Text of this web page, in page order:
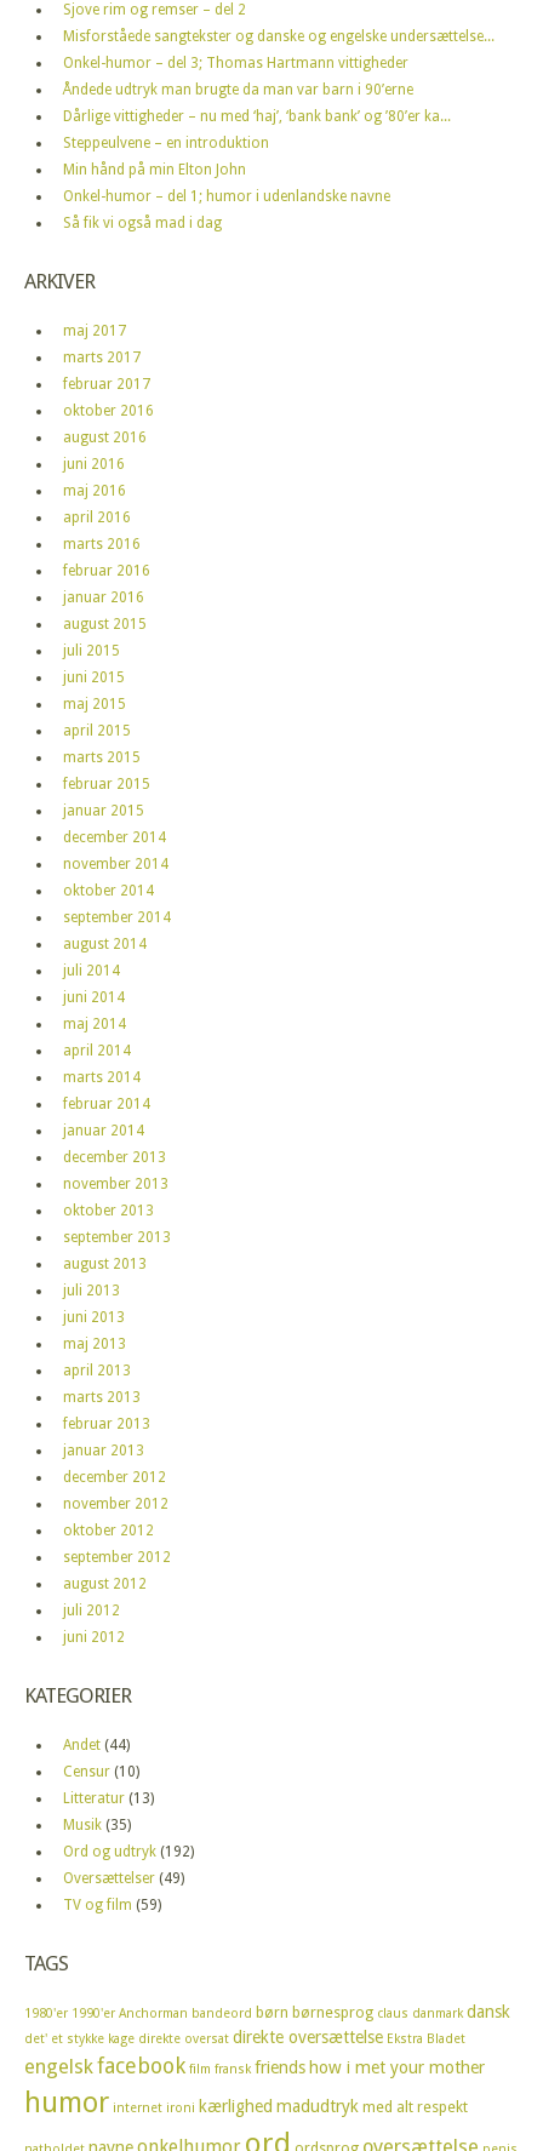
Sjove rim og remser – del 2
Misforståede sangtekster og danske og engelske undersættelse...
Onkel-humor – del 3; Thomas Hartmann vittigheder
Åndede udtryk man brugte da man var barn i 90’erne
Dårlige vittigheder – nu med ‘haj’, ‘bank bank’ og ’80’er ka...
Steppeulvene – en introduktion
Min hånd på min Elton John
Onkel-humor – del 1; humor i udenlandske navne
Så fik vi også mad i dag
ARKIVER
maj 2017
marts 2017
februar 2017
oktober 2016
august 2016
juni 2016
maj 2016
april 2016
marts 2016
februar 2016
januar 2016
august 2015
juli 2015
juni 2015
maj 2015
april 2015
marts 2015
februar 2015
januar 2015
december 2014
november 2014
oktober 2014
september 2014
august 2014
juli 2014
juni 2014
maj 2014
april 2014
marts 2014
februar 2014
januar 2014
december 2013
november 2013
oktober 2013
september 2013
august 2013
juli 2013
juni 2013
maj 2013
april 2013
marts 2013
februar 2013
januar 2013
december 2012
november 2012
oktober 2012
september 2012
august 2012
juli 2012
juni 2012
KATEGORIER
Andet (44)
Censur (10)
Litteratur (13)
Musik (35)
Ord og udtryk (192)
Oversættelser (49)
TV og film (59)
TAGS
1980'er 1990'er Anchorman bandeord børn børnesprog claus danmark dansk
det' et stykke kage direkte oversat direkte oversættelse Ekstra Bladet
engelskfacebook film fransk friends how i met your mother
humor internet ironi kærlighed madudtryk med alt respekt
navne ord oversættelse